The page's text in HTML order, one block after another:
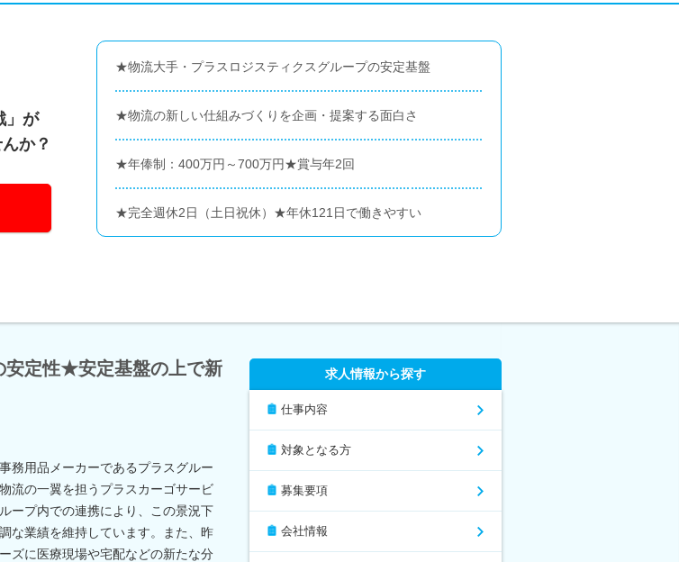
」が
か？
★物流大手・プラスロジスティクスグループの安定基盤
★物流の新しい仕組みづくりを企画・提案する面白さ
★年俸制：400万円～700万円★賞与年2回
★完全週休2日（土日祝休）★年休121日で働きやすい
安定性★安定基盤の上で新
務用品メーカーであるプラスグルー
流の一翼を担うプラスカーゴサービ
ープ内での連携により、この景況下
な業績を維持しています。また、昨
ズに医療現場や宅配などの新たな分
求人情報から探す
仕事内容
対象となる方
募集要項
会社情報